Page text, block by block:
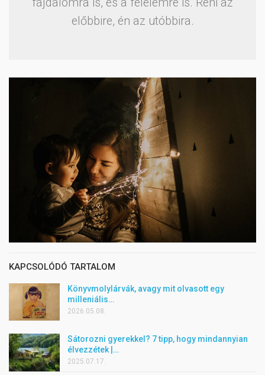
fájdalomra is, és a félelemre is. Reni az
előbbire, én az utóbbira.
KAPCSOLÓDÓ TARTALOM
Könyvmolylárvák, avagy mit olvasott egy
milleniális…
2026.05.08.
Sátorozni gyerekkel? 7 tipp, hogy mindannyian
élvezzétek |…
2025.07.17.